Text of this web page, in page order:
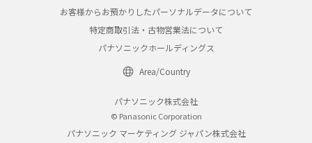
お客様からお預かりしたパーソナルデータについて
特定商取引法・古物営業法について
パナソニックホールディングス
Area/Country
パナソニック株式会社
© Panasonic Corporation
パナソニック マーケティング ジャパン株式会社